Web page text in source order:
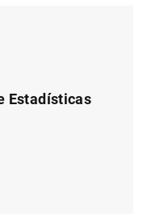
Estadísticas